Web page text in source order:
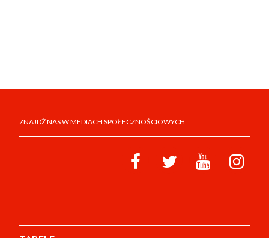
ZNAJDŹ NAS W MEDIACH SPOŁECZNOŚCIOWYCH